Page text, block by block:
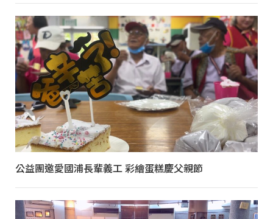
公益團邀愛國浦長輩義工 彩繪蛋糕慶父親節